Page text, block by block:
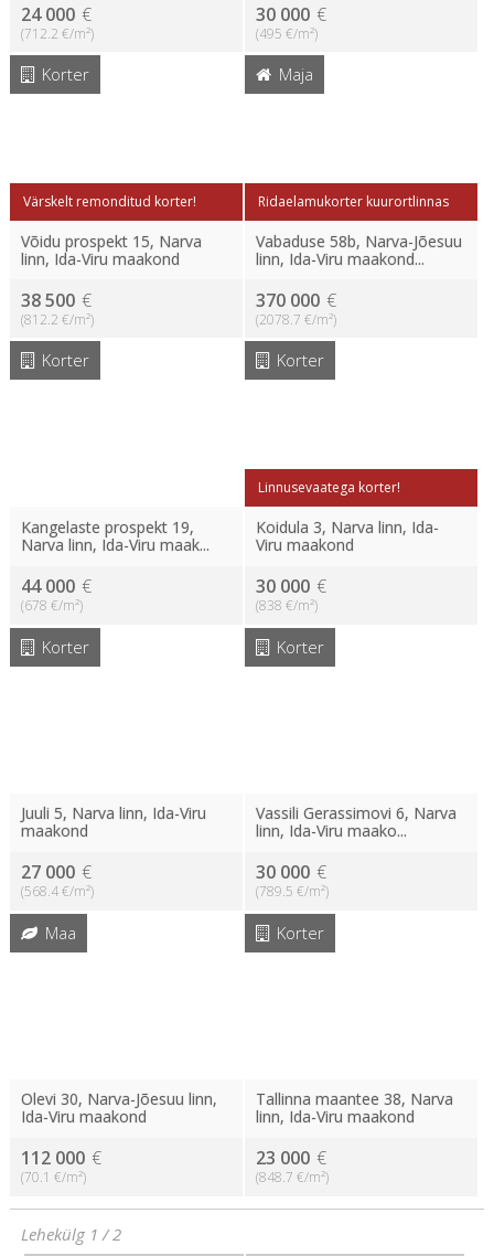
24 000 €
(712.2 €/m²)
30 000 €
(495 €/m²)
Korter
Värskelt remonditud korter!
Võidu prospekt 15, Narva
linn, Ida-Viru maakond
38 500 €
(812.2 €/m²)
Maja
Ridaelamukorter kuurortlinnas
Vabaduse 58b, Narva-Jõesuu
linn, Ida-Viru maakond...
370 000 €
(2078.7 €/m²)
Korter
Kangelaste prospekt 19,
Narva linn, Ida-Viru maak...
44 000 €
(678 €/m²)
Korter
Linnusevaatega korter!
Koidula 3, Narva linn, Ida-
Viru maakond
30 000 €
(838 €/m²)
Korter
Juuli 5, Narva linn, Ida-Viru
maakond
27 000 €
(568.4 €/m²)
Korter
Vassili Gerassimovi 6, Narva
linn, Ida-Viru maako...
30 000 €
(789.5 €/m²)
Maa
Olevi 30, Narva-Jõesuu linn,
Ida-Viru maakond
112 000 €
(70.1 €/m²)
Korter
Tallinna maantee 38, Narva
linn, Ida-Viru maakond
23 000 €
(848.7 €/m²)
Lehekülg 1 / 2